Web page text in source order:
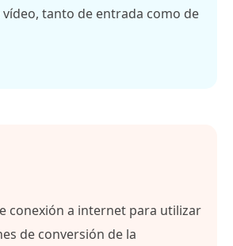
tanto de entrada como de
conexión a internet para utilizar
de conversión de la